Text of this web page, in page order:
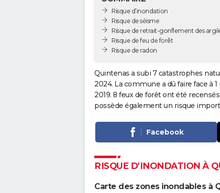
Risque d’inondation
Risque de séisme
Risque de retrait-gonflement des
Risque de feu de forêt
Risque de radon
Quintenas a subi 7 catastrophes
2024. La commune a dû faire face à
2019. 8 feux de forêt ont été
possède également un risque
Facebook
RISQUE D’INONDATION À
Carte des zones inondables à